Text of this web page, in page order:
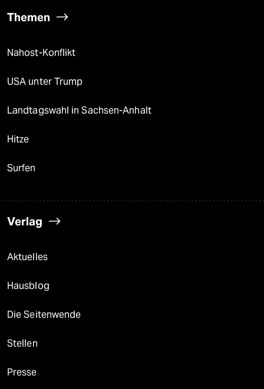
Themen
Nahost-Konflikt
USA unter Trump
Landtagswahl in Sachsen-Anhalt
Hitze
Surfen
Verlag
Aktuelles
Hausblog
Die Seitenwende
Stellen
Presse